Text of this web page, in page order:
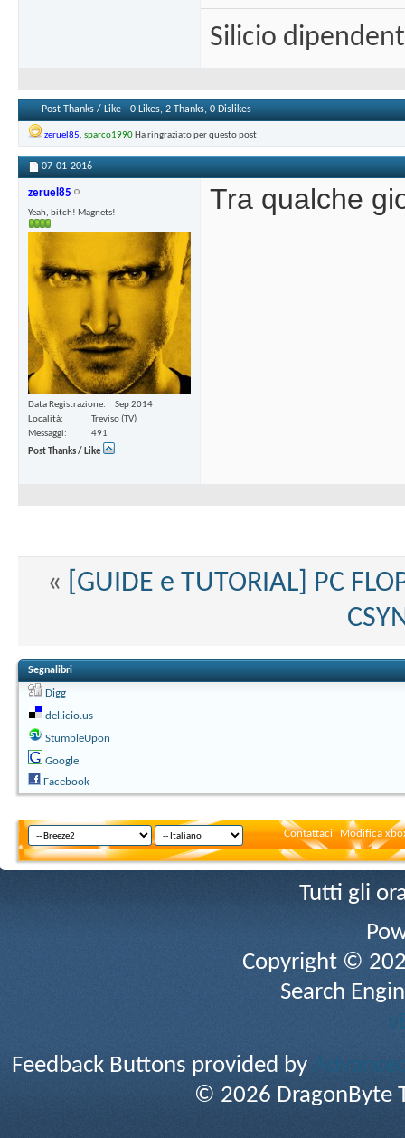
Silicio
Post Thanks / Like - 0 Likes, 2 Thanks, 0 Dislikes
zeruel85, sparco1990Ha ringraziato per questo post
07-01-2016
zeruel85
Yeah, bitch! Magnets!
Data Registrazione
Sep 2014
Località
Treviso (TV)
Messaggi
491
Post Thanks / Like
Tra qualche
«
[GUIDE e TUTORIAL] PC
Segnalibri
Digg
del.icio.us
StumbleUpon
Google
Facebook
Contattaci Modifica
Tutti gli
Copyright ©
Search
Feedback Buttons provided by
© 2026 DragonByte